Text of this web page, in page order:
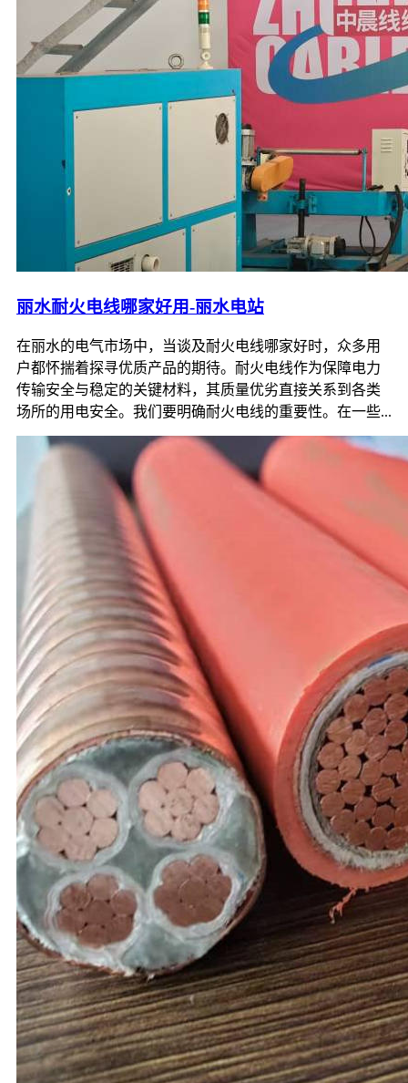
丽水耐火电线哪家好用-丽水电站
在丽水的电气市场中，当谈及耐火电线哪家好时，众多用
户都怀揣着探寻优质产品的期待。耐火电线作为保障电力
传输安全与稳定的关键材料，其质量优劣直接关系到各类
场所的用电安全。我们要明确耐火电线的重要性。在一些...